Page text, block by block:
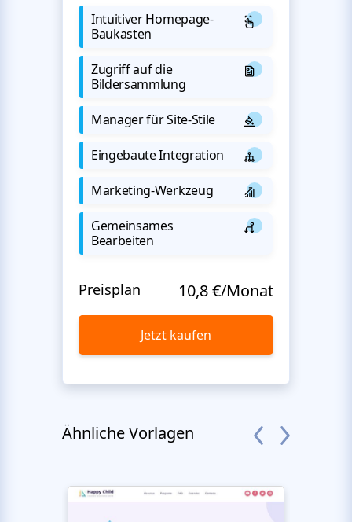
Intuitiver Homepage-
Baukasten
Zugriff auf die
Bildersammlung
Manager für Site-Stile
Eingebaute Integration
Marketing-Werkzeug
Gemeinsames
Bearbeiten
Preisplan 10,8 €/Monat
Jetzt kaufen
Ähnliche Vorlagen